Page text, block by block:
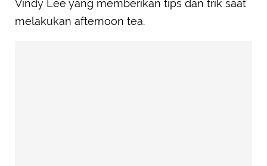
Vindy Lee yang memberikan tips dan trik saat
melakukan afternoon tea.